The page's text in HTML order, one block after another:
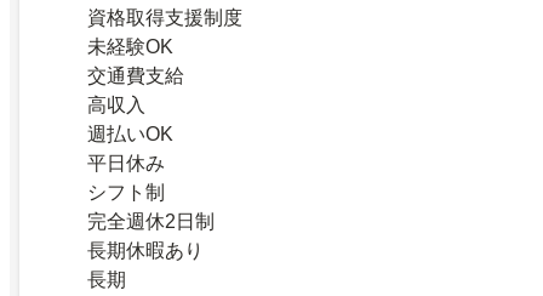
資格取得支援制度
未経験OK
交通費支給
高収入
週払いOK
平日休み
シフト制
完全週休2日制
長期休暇あり
長期